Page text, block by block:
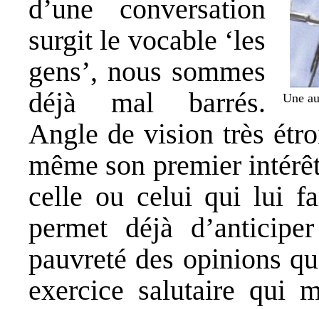
Une
d’une conversation
surgit le vocable ‘les
gens’, nous sommes
déjà mal barrés.
Angle de vision très
même son premier
celle ou celui qui lui
permet déjà
pauvreté des opinions
exercice salutaire qui